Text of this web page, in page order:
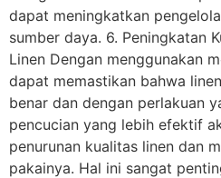
dapat meningkatkan
sumber daya. 6. Peningkatan
Linen Dengan menggunakan
dapat memastikan bahwa
benar dan dengan perlakuan
pencucian yang lebih efektif
penurunan kualitas linen dan
pakainya. Hal ini sangat